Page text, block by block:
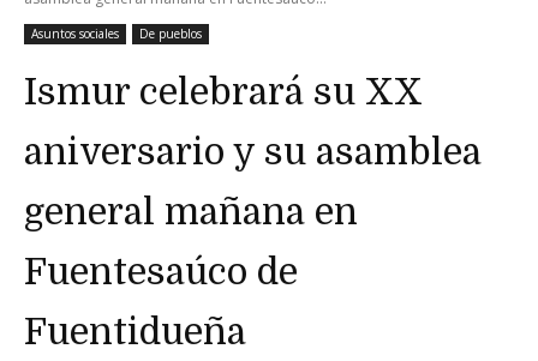
Asuntos sociales De pueblos
Ismur celebrará su XX
aniversario y su asamblea
general mañana en
Fuentesaúco de
Fuentidueña